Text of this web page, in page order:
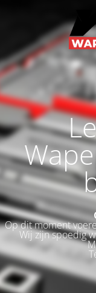
Op dit moment
Wij zijn spoedig